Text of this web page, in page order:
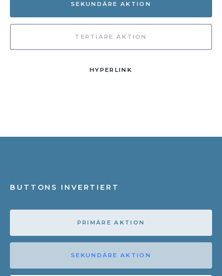
SEKUNDÄRE AKTION
TERTIÄRE AKTION
HYPERLINK
BUTTONS INVERTIERT
PRIMÄRE AKTION
SEKUNDÄRE AKTION